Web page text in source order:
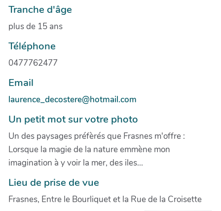
Tranche d'âge
plus de 15 ans
Téléphone
0477762477
Email
laurence_decostere@hotmail.com
Un petit mot sur votre photo
Un des paysages préfèrés que Frasnes m'offre :
Lorsque la magie de la nature emmène mon
imagination à y voir la mer, des iles...
Lieu de prise de vue
Frasnes, Entre le Bourliquet et la Rue de la Croisette